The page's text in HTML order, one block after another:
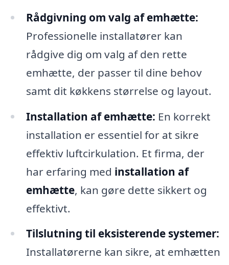
Rådgivning om valg af emhætte:
Professionelle installatører kan
rådgive dig om valg af den rette
emhætte, der passer til dine behov
samt dit køkkens størrelse og layout.
Installation af emhætte: En korrekt
installation er essentiel for at sikre
effektiv luftcirkulation. Et firma, der
har erfaring med installation af
emhætte, kan gøre dette sikkert og
effektivt.
Tilslutning til eksisterende systemer:
Installatørerne kan sikre, at emhætten